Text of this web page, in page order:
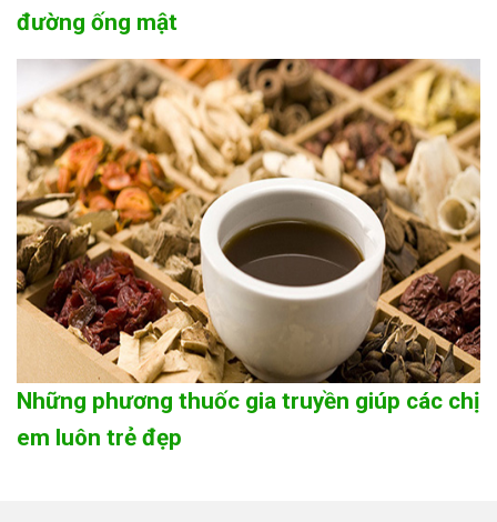
đường ống mật
Những phương thuốc gia truyền giúp các chị
em luôn trẻ đẹp